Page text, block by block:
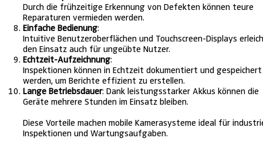
Durch die frühzeitige Erkennung von Defekten können teure
Reparaturen vermieden werden.
Einfache Bedienung:
Intuitive Benutzeroberflächen und Touchscreen-Displays
den Einsatz auch für ungeübte Nutzer.
Echtzeit-Aufzeichnung:
Inspektionen können in Echtzeit dokumentiert und gespeichert
werden, um Berichte effizient zu erstellen.
Lange Betriebsdauer: Dank leistungsstarker Akkus können die
Geräte mehrere Stunden im Einsatz bleiben.
Diese Vorteile machen mobile Kamerasysteme ideal für
Inspektionen und Wartungsaufgaben.